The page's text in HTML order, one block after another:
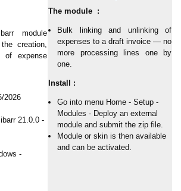
module
creation,
of expense
2026
21.0.0 -
-
The module :
Bulk linking and unlinking of
expenses to a draft invoice — no
more processing lines one by
one.
Install :
Go into menu Home - Setup -
Modules - Deploy an external
module and submit the zip file.
Module or skin is then available
and can be activated.